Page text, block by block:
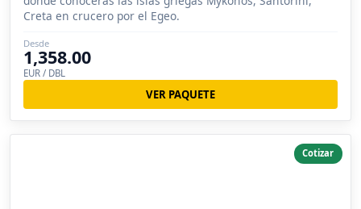
Creta en crucero por el Egeo.
Desde
1,358.00
EUR / DBL
VER PAQUETE
Cotizar